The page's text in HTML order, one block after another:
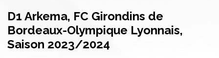
D1 Arkema, FC Girondins de
Bordeaux-Olympique Lyonnais,
Saison 2023/2024